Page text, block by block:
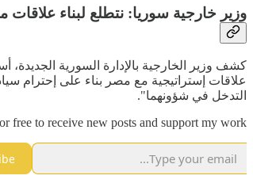
وزير خارجية سوريا: نتطلع لبناء علاقات
كشف وزير الخارجية بالإدارة السورية الجديدة،
علاقات إستراتيجية مع مصر بناء على إحترام
التدخل في شؤونهما".
free to receive new posts and support my work.